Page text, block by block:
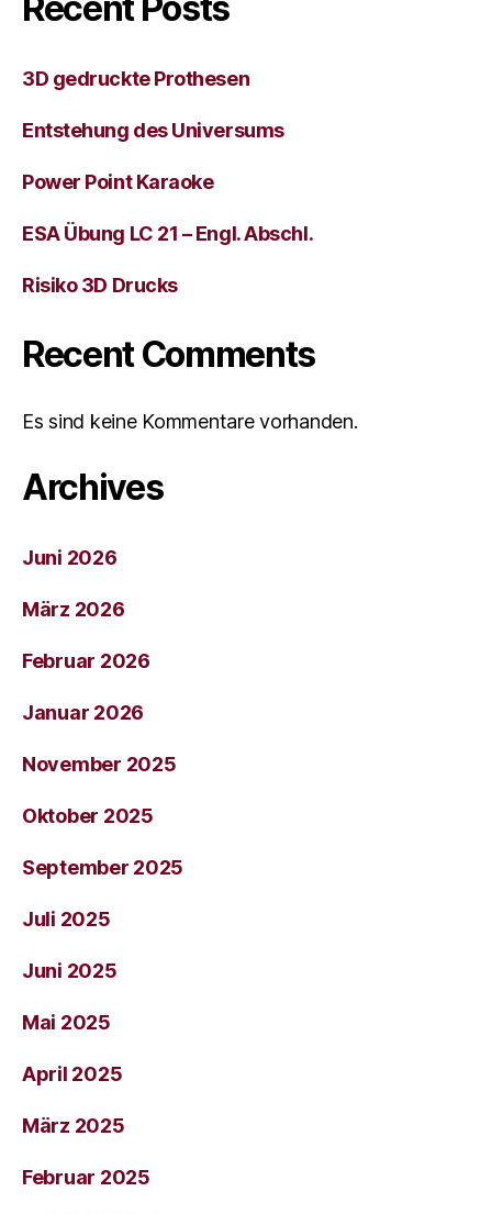
3D gedruckte Prothesen
Entstehung des Universums
Power Point Karaoke
ESA Übung LC 21 – Engl. Abschl.
Risiko 3D Drucks
Recent Comments
Es sind keine Kommentare vorhanden.
Archives
Juni 2026
März 2026
Februar 2026
Januar 2026
November 2025
Oktober 2025
September 2025
Juli 2025
Juni 2025
Mai 2025
April 2025
März 2025
Februar 2025